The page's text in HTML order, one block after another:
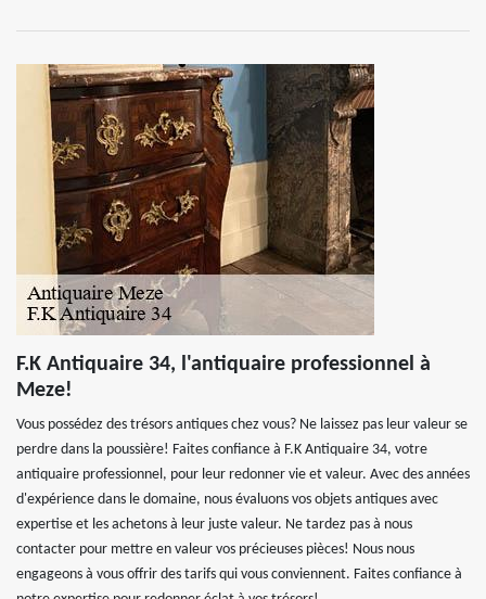
F.K Antiquaire 34, l'antiquaire professionnel à
Meze!
Vous possédez des trésors antiques chez vous? Ne laissez pas leur valeur se
perdre dans la poussière! Faites confiance à F.K Antiquaire 34, votre
antiquaire professionnel, pour leur redonner vie et valeur. Avec des années
d'expérience dans le domaine, nous évaluons vos objets antiques avec
expertise et les achetons à leur juste valeur. Ne tardez pas à nous
contacter pour mettre en valeur vos précieuses pièces! Nous nous
engageons à vous offrir des tarifs qui vous conviennent. Faites confiance à